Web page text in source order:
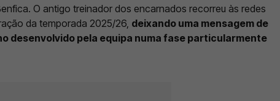
O antigo treinador dos encarnados recorreu às redes
da temporada 2025/26, deixando uma mensagem de
desenvolvido pela equipa numa fase particularmente